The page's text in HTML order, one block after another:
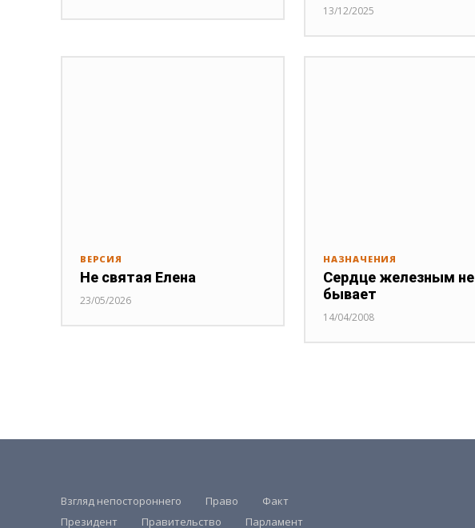
13/12/2025
ВЕРСИЯ
Не святая Елена
23/05/2026
НАЗНАЧЕНИЯ
Сердце железным не
бывает
14/04/2008
Взгляд непостороннего Право
Факт
Президент
Правительство Парламент